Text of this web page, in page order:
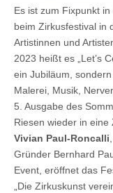
Es ist zum Fixpunkt
beim Zirkusfestival in
Artistinnen und
2023 heißt es „Let’s
ein Jubiläum,
Malerei, Musik,
5. Ausgabe des
Riesen wieder in
Vivian Paul-Roncalli
Gründer Bernhard
Event, eröffnet das
„Die Zirkuskunst